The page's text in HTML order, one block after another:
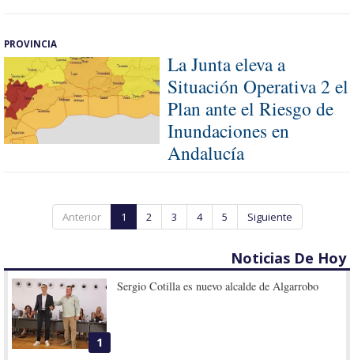
PROVINCIA
La Junta eleva a
Situación Operativa 2 el
Plan ante el Riesgo de
Inundaciones en
Andalucía
Anterior 1 2 3 4 5 Siguiente
Noticias De Hoy
1
Sergio Cotilla es nuevo alcalde de Algarrobo